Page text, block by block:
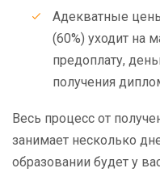
Адекватные
(60%) уходит на
предоплату,
получения
Весь процесс от
занимает несколько
образовании будет у